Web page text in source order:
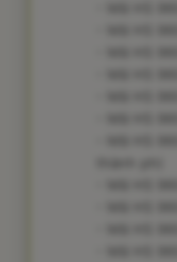
- Mã HS
- Mã HS
- Mã HS
- Mã HS
- Mã HS
- Mã HS
- Mã HS
- Mã HS
- Mã HS
- Mã HS